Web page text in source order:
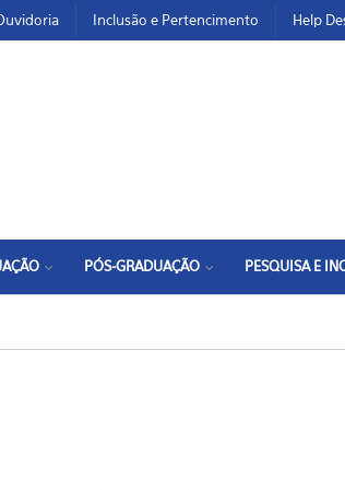
Inclusão e Pertencimento Help
PÓS-GRADUAÇÃO PESQUISA E